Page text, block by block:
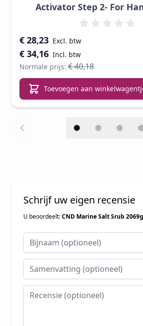
Activator Step 2- For
Speciale prijs
€ 34,16
€ 28,23
Normale prijs: € 40,18
Toevoegen aan
Schrijf uw eigen recensie
U beoordeelt:CND Marine Salt Srub 2069g
Bijnaam
Samenvatting
Recensie